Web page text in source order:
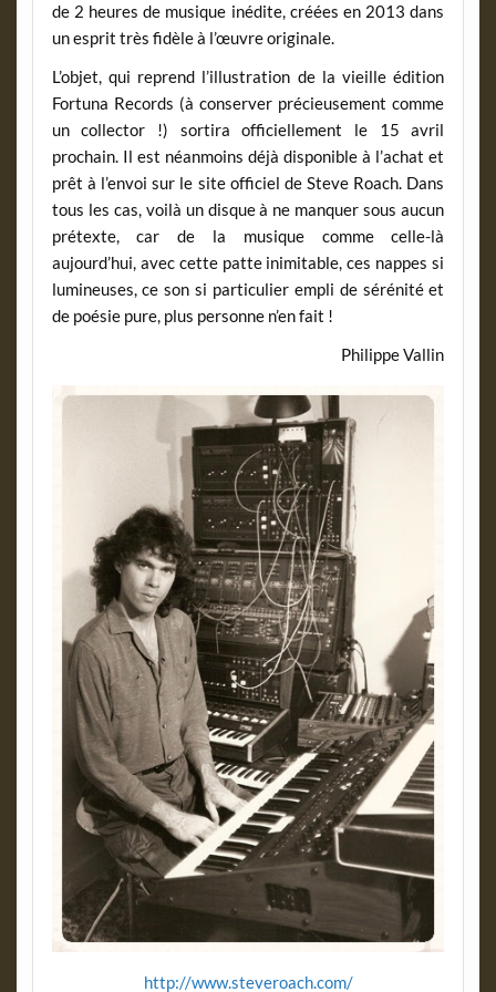
de 2 heures de musique inédite, créées en 2013 dans
un esprit très fidèle à l’œuvre originale.
L’objet, qui reprend l’illustration de la vieille édition
Fortuna Records (à conserver précieusement comme
un collector !) sortira officiellement le 15 avril
prochain. Il est néanmoins déjà disponible à l’achat et
prêt à l’envoi sur le site officiel de Steve Roach. Dans
tous les cas, voilà un disque à ne manquer sous aucun
prétexte, car de la musique comme celle-là
aujourd’hui, avec cette patte inimitable, ces nappes si
lumineuses, ce son si particulier empli de sérénité et
de poésie pure, plus personne n’en fait !
Philippe Vallin
http://www.steveroach.com/